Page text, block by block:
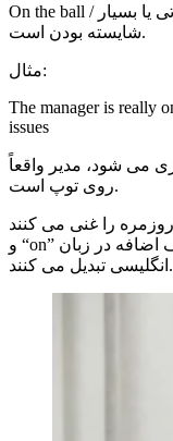
On the ball / روی توپ: به معنای هوشیار بودن، حواس پرتی یا بسیار
شایسته بودن است.
مثال:
The manager is really
issues
می شود، مدیر واقعاً
روی توپ است.
را غنی می کنند
و “on” را به یکی از چند منظوره ترین حروف اضافه در زبان
انگلیسی تبدیل می کنند.